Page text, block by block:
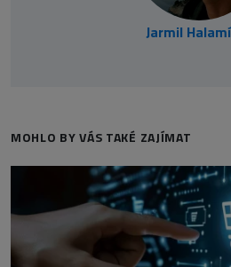
Jarmil
MOHLO BY VÁS TAKÉ ZAJÍMAT